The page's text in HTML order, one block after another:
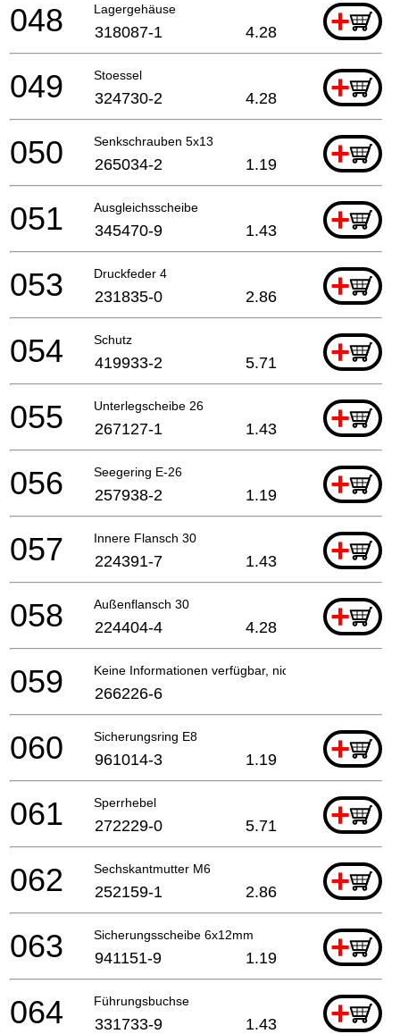
Lagergehäuse +
048 318087-1 4.28
Stoessel +
049 324730-2 4.28
Senkschrauben 5x13 +
050 265034-2 1.19
Ausgleichsscheibe +
051 345470-9 1.43
Druckfeder 4 +
053 231835-0 2.86
Schutz +
054 419933-2 5.71
Unterlegscheibe 26 +
055 267127-1 1.43
Seegering E-26 +
056 257938-2 1.19
Innere Flansch 30 +
057 224391-7 1.43
Außenflansch 30 +
058 224404-4 4.28
Keine Informationen verfügbar, nicht bestellbar
059 266226-6
Sicherungsring E8 +
060 961014-3 1.19
Sperrhebel +
061 272229-0 5.71
Sechskantmutter M6 +
062 252159-1 2.86
Sicherungsscheibe 6x12mm +
063 941151-9 1.19
Führungsbuchse +
064 331733-9 1.43